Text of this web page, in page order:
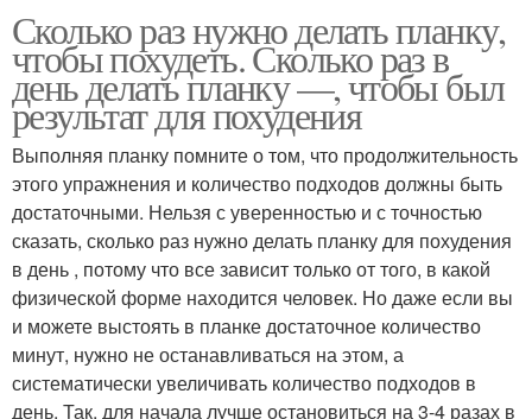
Сколько раз нужно делать планку,
чтобы похудеть. Сколько раз в
день делать планку —, чтобы был
результат для похудения
Выполняя планку помните о том, что продолжительность
этого упражнения и количество подходов должны быть
достаточными. Нельзя с уверенностью и с точностью
сказать, сколько раз нужно делать планку для похудения
в день , потому что все зависит только от того, в какой
физической форме находится человек. Но даже если вы
и можете выстоять в планке достаточное количество
минут, нужно не останавливаться на этом, а
систематически увеличивать количество подходов в
день. Так, для начала лучше остановиться на 3-4 разах в